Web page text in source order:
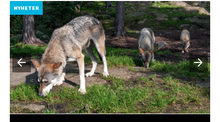
NYHETER